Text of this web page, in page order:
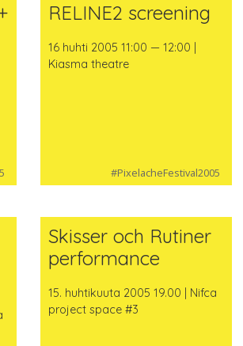
RELINE2 screening
16 huhti 2005 11:00 — 12:00 |
Kiasma theatre
#PixelacheFestival2005
Skisser och Rutiner
performance
15. huhtikuuta 2005 19.00 | Nifca
project space #3